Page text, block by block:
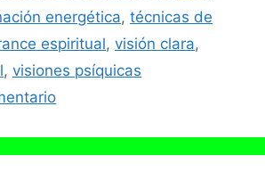
energética, técnicas de
espiritual, visión clara,
, visiones psíquicas